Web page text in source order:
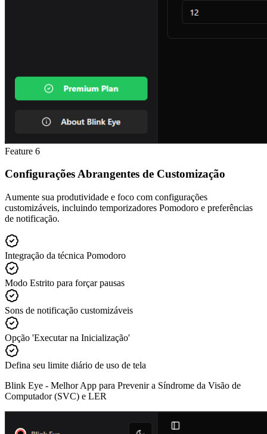
Feature 6
Configurações Abrangentes de Customização
Aumente sua produtividade e foco com configurações
customizáveis, incluindo temporizadores Pomodoro e preferências
de notificação.
Integração da técnica Pomodoro
Modo Estrito para forçar pausas
Sons de notificação customizáveis
Opção 'Executar na Inicialização'
Defina seu limite diário de uso de tela
Blink Eye - Melhor App para Prevenir a Síndrome da Visão de
Computador (SVC) e LER